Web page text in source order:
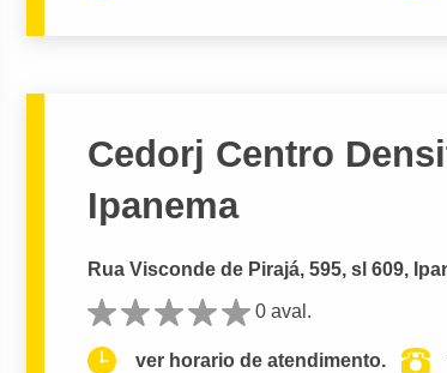
Cedorj Centro
Ipanema
Rua Visconde de Pirajá, 595, sl 609,
0 aval.
ver horario de atendimento.